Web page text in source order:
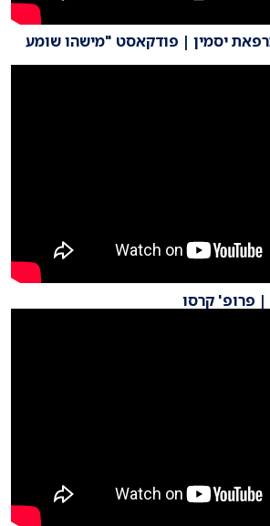
יסמין | פודקאסט "מישהו שומע
| פרופ' קרסו